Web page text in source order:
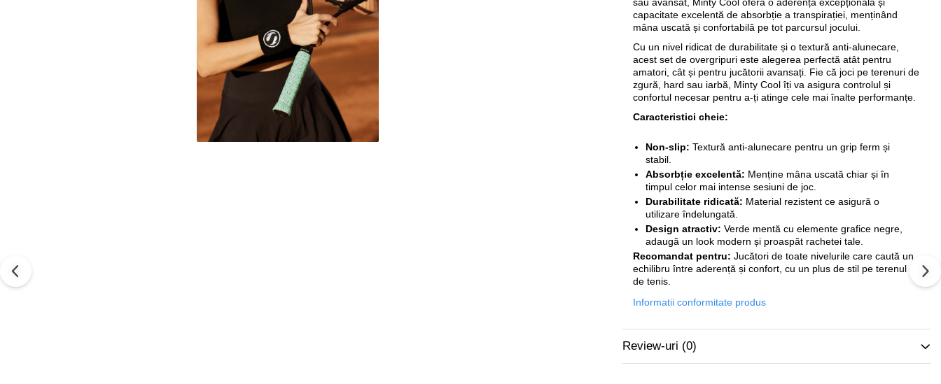
capacitate excelentă de absorbție a transpirației, menținând
mâna uscată și confortabilă pe tot parcursul jocului.
Cu un nivel ridicat de durabilitate și o textură anti-alunecare,
acest set de overgripuri este alegerea perfectă atât pentru
amatori, cât și pentru jucătorii avansați. Fie că joci pe terenuri de
zgură, hard sau iarbă, Minty Cool îți va asigura controlul și
confortul necesar pentru a-ți atinge cele mai înalte performanțe.
Caracteristici cheie:
Non-slip: Textură anti-alunecare pentru un grip ferm și
stabil.
Absorbție excelentă: Menține mâna uscată chiar și în
timpul celor mai intense sesiuni de joc.
Durabilitate ridicată: Material rezistent ce asigură o
utilizare îndelungată.
Design atractiv: Verde mentă cu elemente grafice negre,
adaugă un look modern și proaspăt rachetei tale.
Recomandat pentru: Jucători de toate nivelurile care caută un
echilibru între aderență și confort, cu un plus de stil pe terenul
de tenis.
Informatii conformitate produs
Review-uri (0)